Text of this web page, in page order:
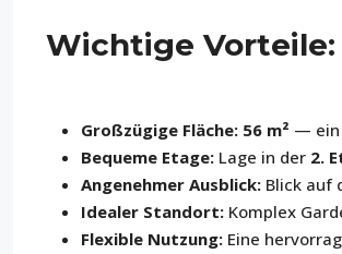
Wichtige Vorteile:
Großzügige Fläche: 56 m² — ein
Bequeme Etage: Lage in der 2.
Angenehmer Ausblick: Blick auf
Idealer Standort: Komplex
Flexible Nutzung: Eine